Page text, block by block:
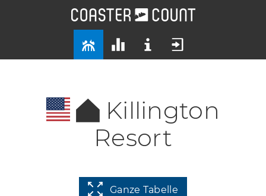
Killington
Resort
Ganze Tabelle